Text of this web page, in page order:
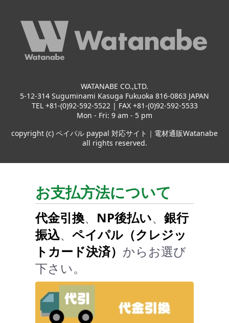
WATANABE CO.,LTD.
5-12-314 Suguminami Kasuga Fukuoka 816-0863 JAPAN
TEL +81-(0)92-592-5522 | FAX +81-(0)92-592-5533
Mon - Fri: 9 am - 5 pm
copyright (c) ペイパル paypal 対応サイト｜電材通販Watanabe
all rights reserved.
お支払方法について
代金引換、 NP後払い、 銀行
振込、 ペイパル（クレジッ
トカード決済） からお選び
下さい。